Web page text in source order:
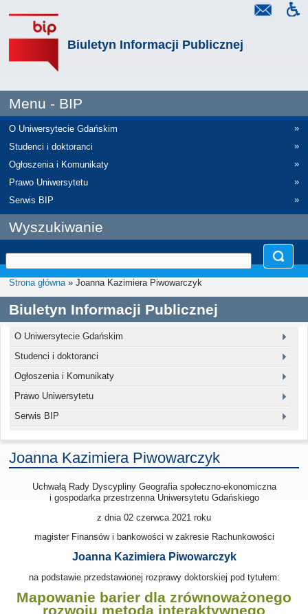
Biuletyn Informacji Publicznej
Menu - BIP
O Uniwersytecie Gdańskim
»
Studenci i doktoranci
»
Ogłoszenia i Komunikaty
»
Prawo Uniwersytetu
»
Serwis BIP
»
Wyszukiwanie
Strona główna» Joanna Kazimiera Piwowarczyk
Biuletyn Informacji Publicznej
O Uniwersytecie Gdańskim
Studenci i doktoranci
Ogłoszenia i Komunikaty
Prawo Uniwersytetu
Serwis BIP
Joanna Kazimiera Piwowarczyk
Uchwałą Rady Dyscypliny Geografia społeczno-ekonomiczna
i gospodarka przestrzenna Uniwersytetu Gdańskiego
z dnia 02 czerwca 2021 roku
magister Finansów i bankowości w zakresie Rachunkowości
Joanna Kazimiera Piwowarczyk
na podstawie przedstawionej rozprawy doktorskiej pod tytułem:
Mapowanie barier dla zrównoważonego
rozwoju metodą interaktywnego